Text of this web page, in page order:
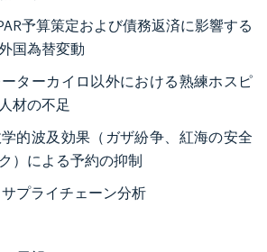
予算策定および債務返済に影響する
国為替変動
ーターカイロ以外における熟練ホスピ
材の不足
学的波及効果（ガザ紛争、紅海の安全
）による予約の抑制
プライチェーン分析